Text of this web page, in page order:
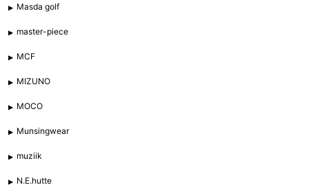
Masda golf
master-piece
MCF
MIZUNO
MOCO
Munsingwear
muziik
N.E.hutte